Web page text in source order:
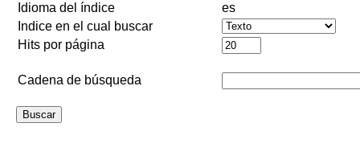
Idioma del índice
es
Indice en el cual buscar
Hits por página
Cadena de búsqueda